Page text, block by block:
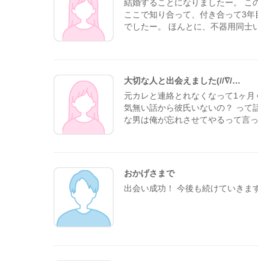
結婚することになりましたー。 こ
ここで知り合って、付き合って3
でしたー。 ほんとに、不器用同士
大切な人と出会えました(//∇/…
元カレと連絡とれなくなって1ヶ
気無い話から彼氏いないの？ って
な男は俺が忘れさせてやるって言
言ってくれ会いに来てくれて付
おかげさまで
出会い成功！ 今後も続けていきま